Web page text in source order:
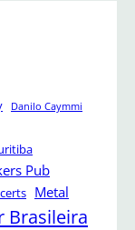
Danilo Caymmi
Pub
Metal
Brasileira